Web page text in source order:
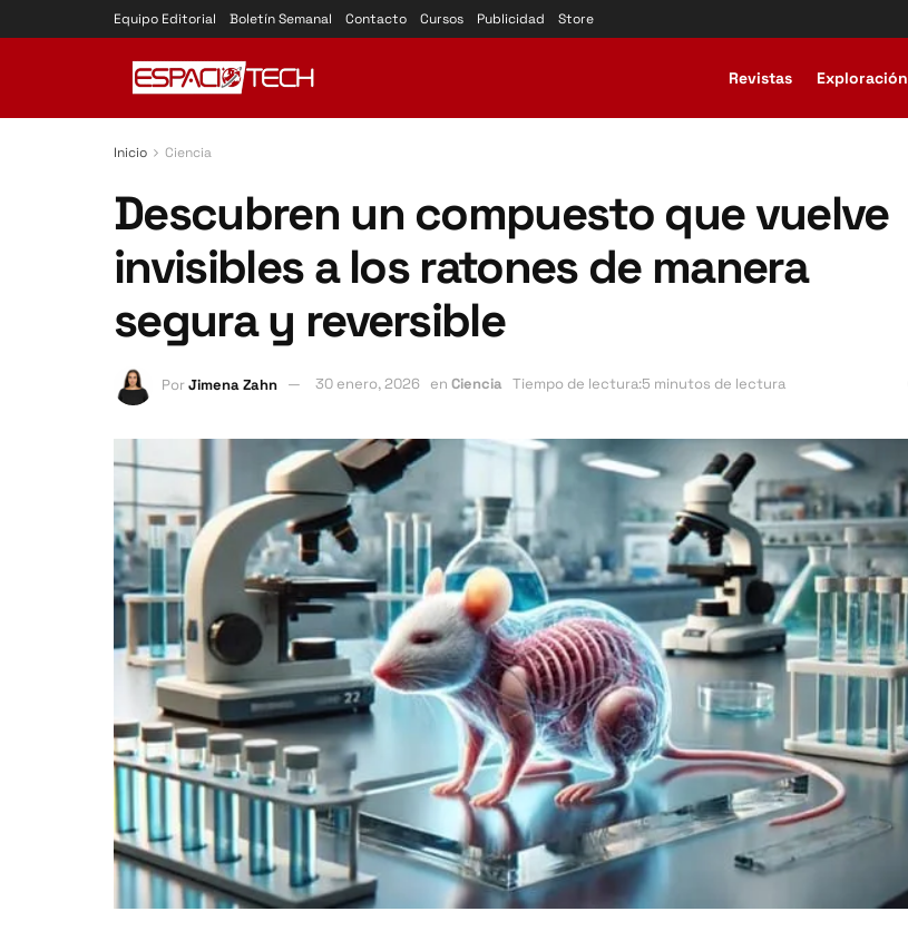
Equipo Editorial Boletín Semanal Contacto Cursos Publicidad Store
Revistas Exploración
Inicio Ciencia
Descubren un compuesto que vuelve
invisibles a los ratones de manera
segura y reversible
PorJimena Zahn 30 enero, 2026 en Ciencia Tiempo de lectura:5 minutos de lectura